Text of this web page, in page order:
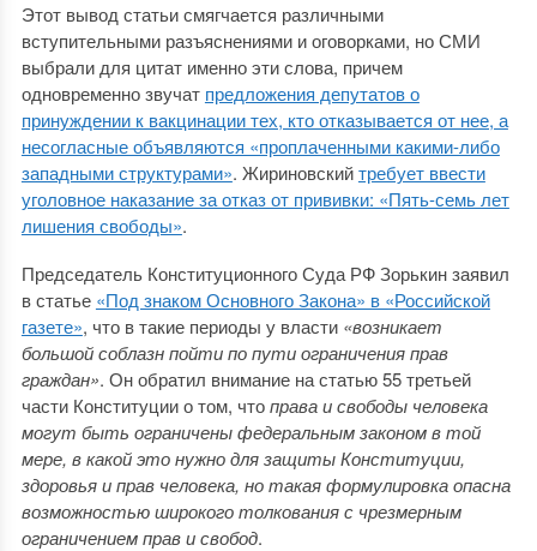
Этот вывод статьи смягчается различными
вступительными разъяснениями и оговорками, но СМИ
выбрали для цитат именно эти слова, причем
одновременно звучат предложения депутатов о
принуждении к вакцинации тех, кто отказывается от нее, а
несогласные объявляются «проплаченными какими-либо
западными структурами». Жириновскийтребует ввести
уголовное наказание за отказ от прививки: «Пять-семь лет
лишения свободы».
Председатель Конституционного Суда РФ Зорькин заявил
в статье «Под знаком Основного Закона» в «Российской
газете», что в такие периоды у власти «возникает
большой соблазн пойти по пути ограничения прав
граждан». Он обратил внимание на статью 55 третьей
части Конституции о том, чтоправа и свободы человека
могут быть ограничены федеральным законом в той
мере, в какой это нужно для защиты Конституции,
здоровья и прав человека, но такая формулировка опасна
возможностью широкого толкования с чрезмерным
ограничением прав и свобод.